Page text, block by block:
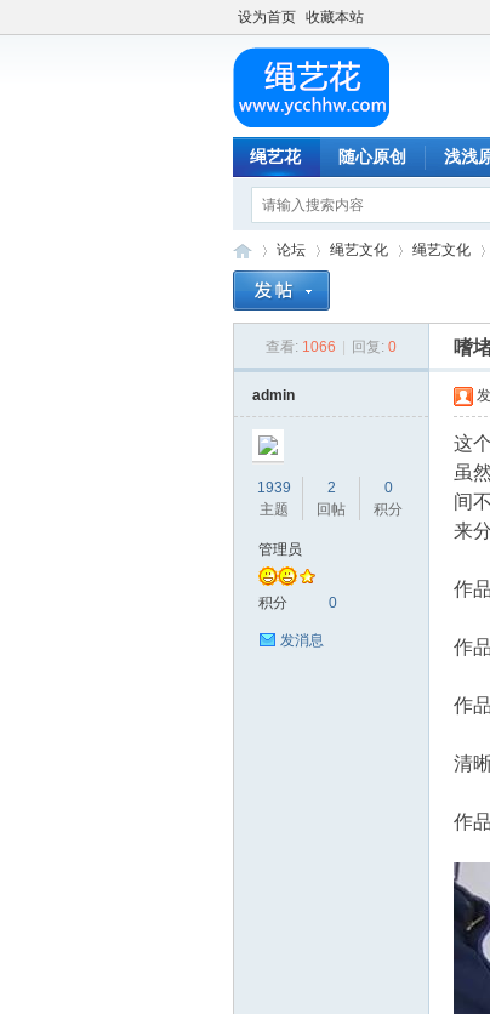
设为首页 收藏本站
绳艺花 随心原创 浅浅
论坛
›
绳艺文化
›
绳艺文化
›
查看: 1066 回复: 0 嗜
admin
1939
主题
2
回帖
0
积分
管理员
积分 0
发消息
这
虽
间
来
作
作
作
清
作